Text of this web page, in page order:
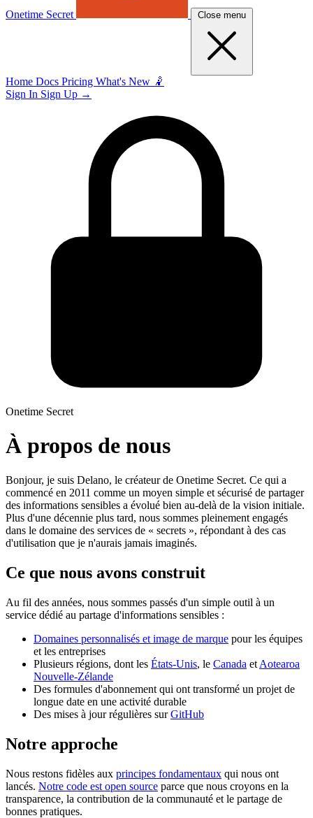
Onetime Secret Close menu
Home Docs Pricing What's New 🤾
Sign In Sign Up →
Onetime Secret
À propos de nous
Bonjour, je suis Delano, le créateur de Onetime Secret. Ce qui a
commencé en 2011 comme un moyen simple et sécurisé de partager
des informations sensibles a évolué bien au-delà de la vision initiale.
Plus d'une décennie plus tard, nous sommes pleinement engagés
dans le domaine des services de « secrets », répondant à des cas
d'utilisation que je n'aurais jamais imaginés.
Ce que nous avons construit
Au fil des années, nous sommes passés d'un simple outil à un
service dédié au partage d'informations sensibles :
Domaines personnalisés et image de marque pour les équipes
et les entreprises
Plusieurs régions, dont les États-Unis, le Canada et Aotearoa
Nouvelle-Zélande
Des formules d'abonnement qui ont transformé un projet de
longue date en une activité durable
Des mises à jour régulières surGitHub
Notre approche
Nous restons fidèles aux principes fondamentaux qui nous ont
lancés. Notre code est open source parce que nous croyons en la
transparence, la contribution de la communauté et le partage de
bonnes pratiques.